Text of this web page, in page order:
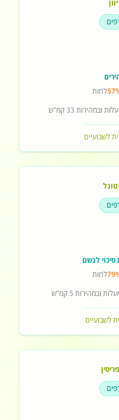
יוון
לחות
ובמהירות 33קמ"ש
לשבועיים
לגשם
לחות
ובמהירות 5 קמ"ש
לשבועיים